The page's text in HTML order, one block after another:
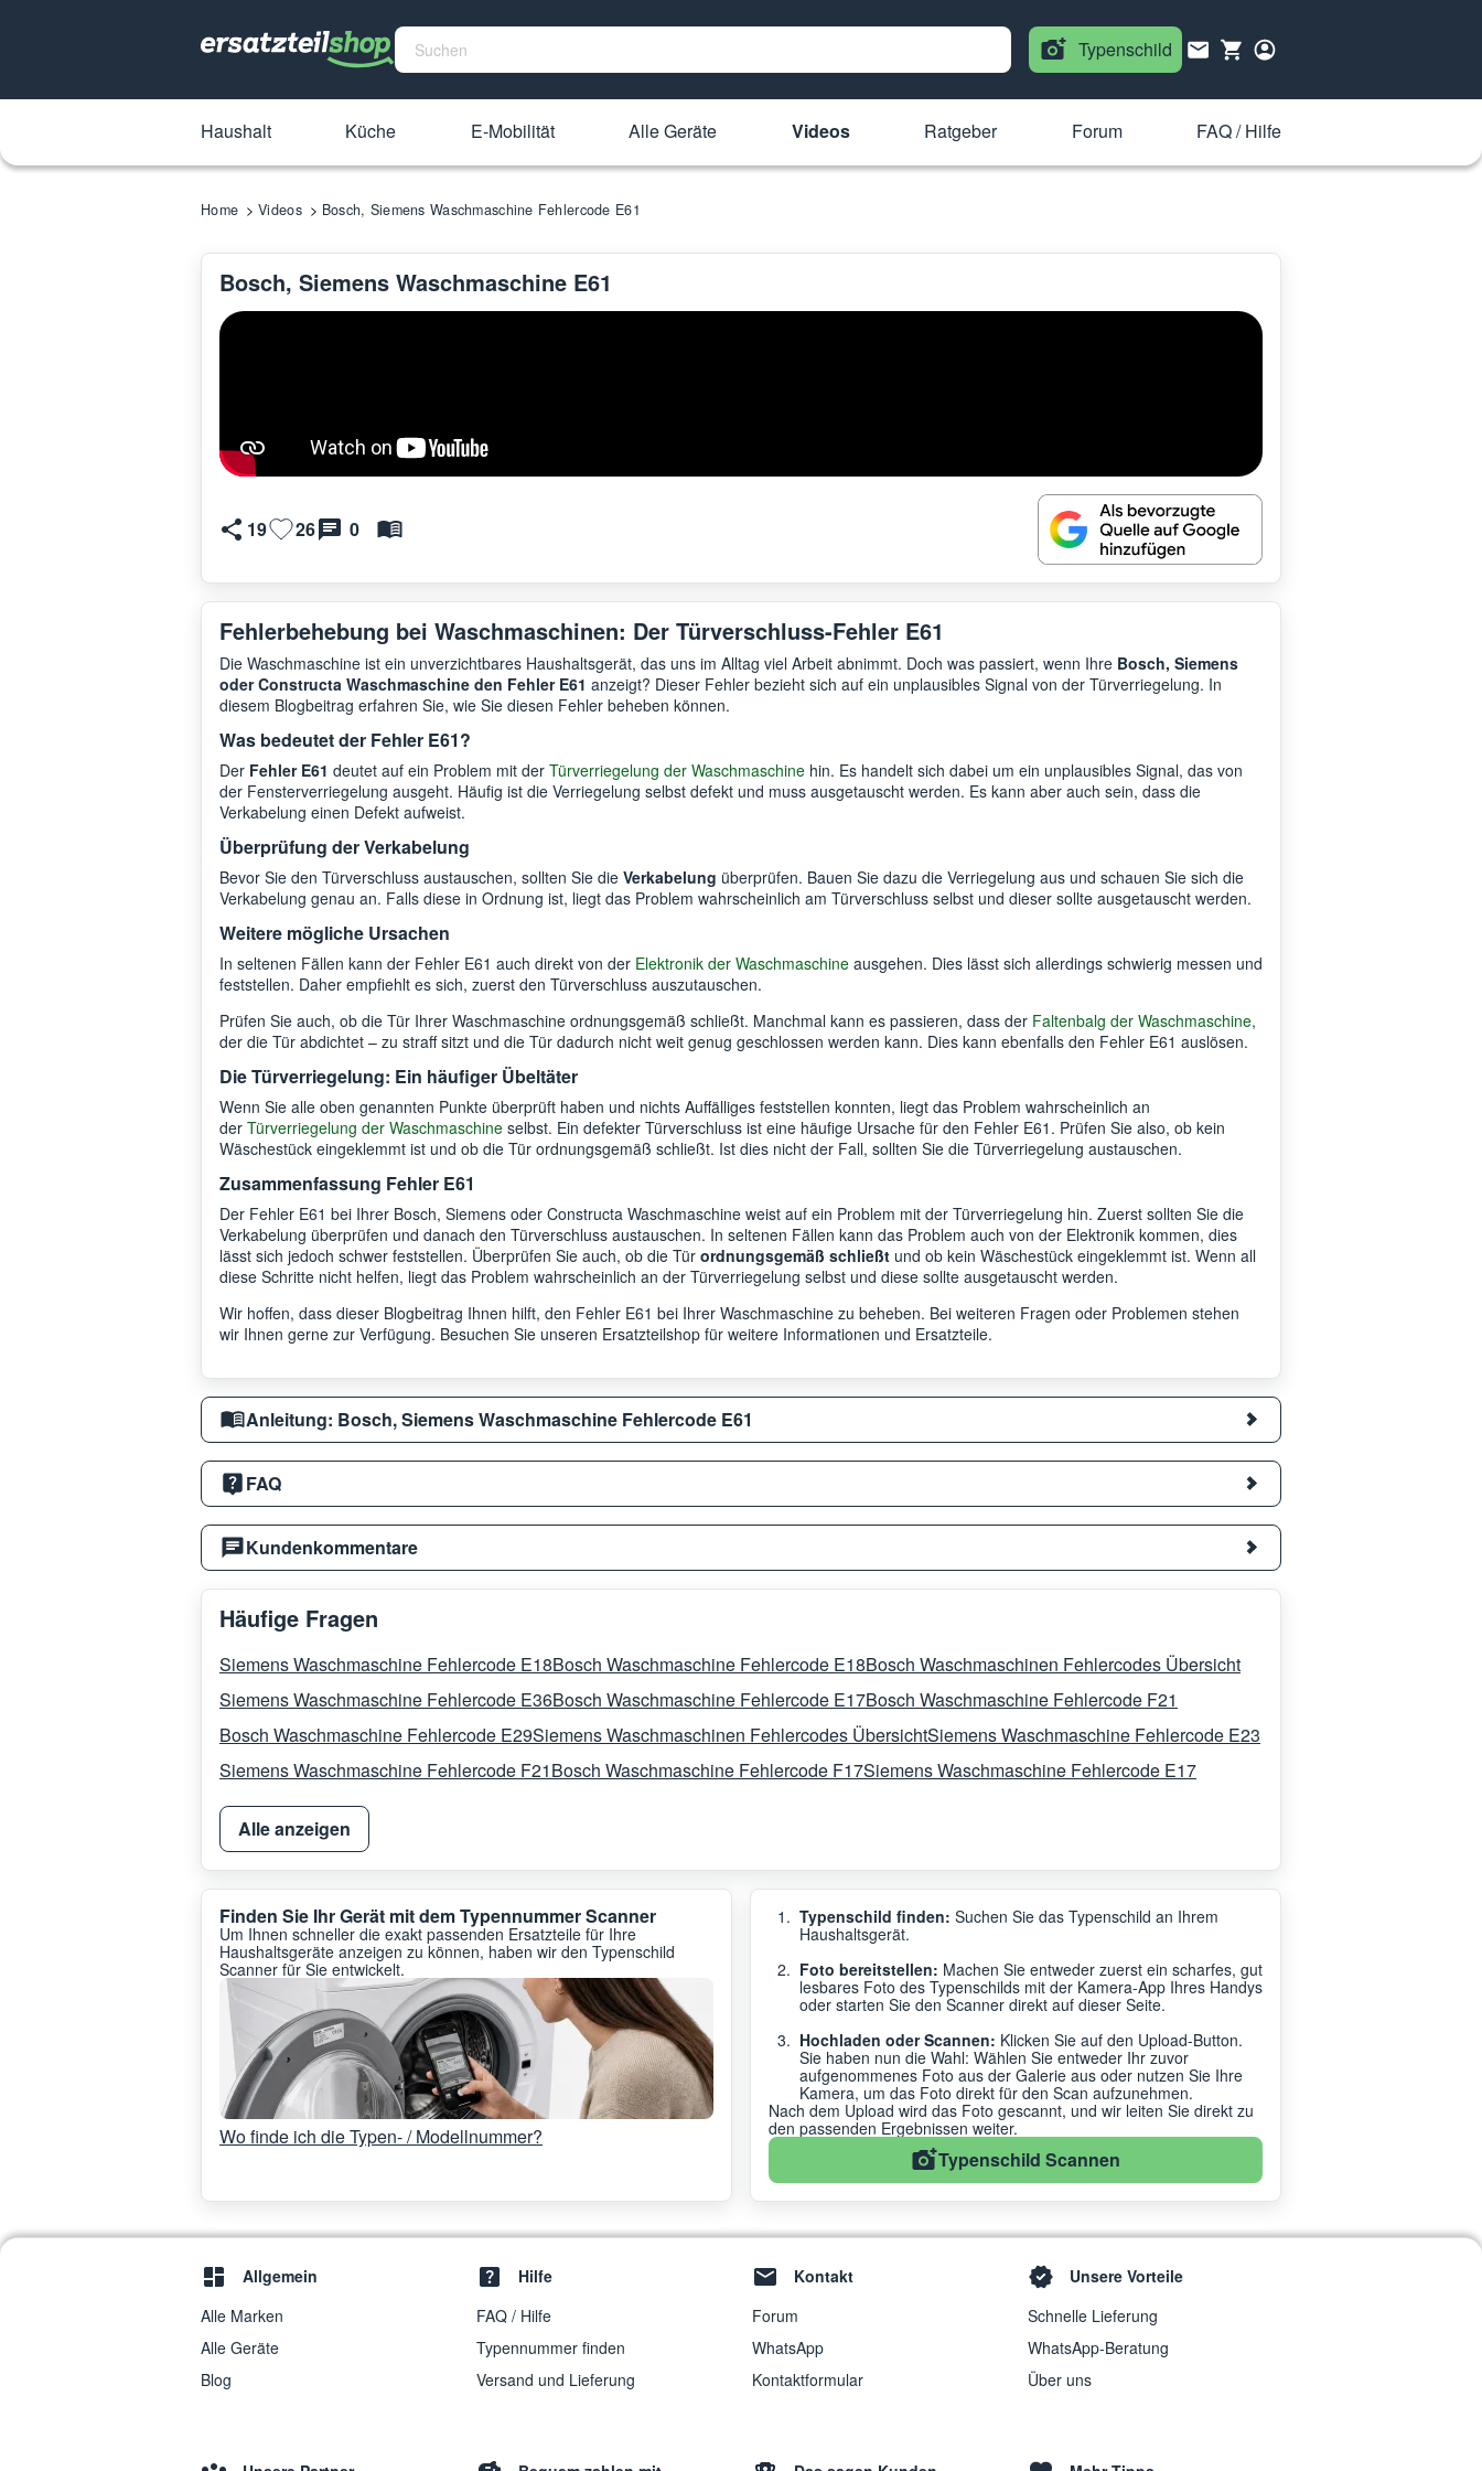
Typenschild
Haushalt Küche E-Mobilität Alle Geräte Videos Ratgeber Forum FAQ / Hilfe
Home Videos Bosch, Siemens Waschmaschine Fehlercode E61
Bosch, Siemens Waschmaschine E61
19 26 0
Fehlerbehebung bei Waschmaschinen: Der Türverschluss-Fehler E61
Die Waschmaschine ist ein unverzichtbares Haushaltsgerät, das uns im Alltag viel Arbeit abnimmt. Doch was passiert, wenn Ihre Bosch, Siemens
oder Constructa Waschmaschine den Fehler E61 anzeigt? Dieser Fehler bezieht sich auf ein unplausibles Signal von der Türverriegelung. In
diesem Blogbeitrag erfahren Sie, wie Sie diesen Fehler beheben können.
Was bedeutet der Fehler E61?
Der Fehler E61 deutet auf ein Problem mit der Türverriegelung der Waschmaschine hin. Es handelt sich dabei um ein unplausibles Signal, das von
der Fensterverriegelung ausgeht. Häufig ist die Verriegelung selbst defekt und muss ausgetauscht werden. Es kann aber auch sein, dass die
Verkabelung einen Defekt aufweist.
Überprüfung der Verkabelung
Bevor Sie den Türverschluss austauschen, sollten Sie die Verkabelung überprüfen. Bauen Sie dazu die Verriegelung aus und schauen Sie sich die
Verkabelung genau an. Falls diese in Ordnung ist, liegt das Problem wahrscheinlich am Türverschluss selbst und dieser sollte ausgetauscht werden.
Weitere mögliche Ursachen
In seltenen Fällen kann der Fehler E61 auch direkt von der Elektronik der Waschmaschine ausgehen. Dies lässt sich allerdings schwierig messen und
feststellen. Daher empfiehlt es sich, zuerst den Türverschluss auszutauschen.
Prüfen Sie auch, ob die Tür Ihrer Waschmaschine ordnungsgemäß schließt. Manchmal kann es passieren, dass der Faltenbalg der Waschmaschine,
der die Tür abdichtet – zu straff sitzt und die Tür dadurch nicht weit genug geschlossen werden kann. Dies kann ebenfalls den Fehler E61 auslösen.
Die Türverriegelung: Ein häufiger Übeltäter
Wenn Sie alle oben genannten Punkte überprüft haben und nichts Auffälliges feststellen konnten, liegt das Problem wahrscheinlich an
der Türverriegelung der Waschmaschine selbst. Ein defekter Türverschluss ist eine häufige Ursache für den Fehler E61. Prüfen Sie also, ob kein
Wäschestück eingeklemmt ist und ob die Tür ordnungsgemäß schließt. Ist dies nicht der Fall, sollten Sie die Türverriegelung austauschen.
Zusammenfassung Fehler E61
Der Fehler E61 bei Ihrer Bosch, Siemens oder Constructa Waschmaschine weist auf ein Problem mit der Türverriegelung hin. Zuerst sollten Sie die
Verkabelung überprüfen und danach den Türverschluss austauschen. In seltenen Fällen kann das Problem auch von der Elektronik kommen, dies
lässt sich jedoch schwer feststellen. Überprüfen Sie auch, ob die Tür ordnungsgemäß schließt und ob kein Wäschestück eingeklemmt ist. Wenn all
diese Schritte nicht helfen, liegt das Problem wahrscheinlich an der Türverriegelung selbst und diese sollte ausgetauscht werden.
Wir hoffen, dass dieser Blogbeitrag Ihnen hilft, den Fehler E61 bei Ihrer Waschmaschine zu beheben. Bei weiteren Fragen oder Problemen stehen
wir Ihnen gerne zur Verfügung. Besuchen Sie unseren Ersatzteilshop für weitere Informationen und Ersatzteile.
Anleitung: Bosch, Siemens Waschmaschine Fehlercode E61
FAQ
Kundenkommentare
Häufige Fragen
Siemens Waschmaschine Fehlercode E18Bosch Waschmaschine Fehlercode E18Bosch Waschmaschinen Fehlercodes Übersicht
Siemens Waschmaschine Fehlercode E36Bosch Waschmaschine Fehlercode E17Bosch Waschmaschine Fehlercode F21
Bosch Waschmaschine Fehlercode E29Siemens Waschmaschinen Fehlercodes ÜbersichtSiemens Waschmaschine Fehlercode E23
Siemens Waschmaschine Fehlercode F21Bosch Waschmaschine Fehlercode F17Siemens Waschmaschine Fehlercode E17
Alle anzeigen
Finden Sie Ihr Gerät mit dem Typennummer Scanner
Um Ihnen schneller die exakt passenden Ersatzteile für Ihre
Haushaltsgeräte anzeigen zu können, haben wir den Typenschild
Scanner für Sie entwickelt.
Wo finde ich die Typen- / Modellnummer?
Typenschild finden: Suchen Sie das Typenschild an Ihrem
Haushaltsgerät.
Foto bereitstellen: Machen Sie entweder zuerst ein scharfes, gut
lesbares Foto des Typenschilds mit der Kamera-App Ihres Handys
oder starten Sie den Scanner direkt auf dieser Seite.
Hochladen oder Scannen: Klicken Sie auf den Upload-Button.
Sie haben nun die Wahl: Wählen Sie entweder Ihr zuvor
aufgenommenes Foto aus der Galerie aus oder nutzen Sie Ihre
Kamera, um das Foto direkt für den Scan aufzunehmen.
Nach dem Upload wird das Foto gescannt, und wir leiten Sie direkt zu
den passenden Ergebnissen weiter.
Typenschild Scannen
Allgemein
Alle Marken
Alle Geräte
Blog
Hilfe
FAQ / Hilfe
Typennummer finden
Versand und Lieferung
Kontakt
Forum
WhatsApp
Kontaktformular
Unsere Vorteile
Schnelle Lieferung
WhatsApp-Beratung
Über uns